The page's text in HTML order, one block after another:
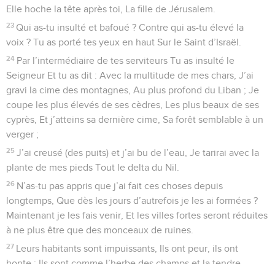
Elle hoche la tête après toi, La fille de Jérusalem.
23 Qui as-tu insulté et bafoué ? Contre qui as-tu élevé la
voix ? Tu as porté tes yeux en haut Sur le Saint d’Israël.
24 Par l’intermédiaire de tes serviteurs Tu as insulté le
Seigneur Et tu as dit : Avec la multitude de mes chars, J’ai
gravi la cime des montagnes, Au plus profond du Liban ; Je
coupe les plus élevés de ses cèdres, Les plus beaux de ses
cyprès, Et j’atteins sa dernière cime, Sa forêt semblable à un
verger ;
25 J’ai creusé (des puits) et j’ai bu de l’eau, Je tarirai avec la
plante de mes pieds Tout le delta du Nil.
26 N’as-tu pas appris que j’ai fait ces choses depuis
longtemps, Que dès les jours d’autrefois je les ai formées ?
Maintenant je les fais venir, Et les villes fortes seront réduites
à ne plus être que des monceaux de ruines.
27 Leurs habitants sont impuissants, Ils ont peur, ils ont